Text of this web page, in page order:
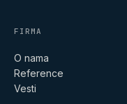
FIRMA
O nama
Reference
Vesti